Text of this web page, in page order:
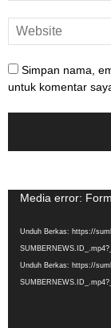
Simpan nama,
untuk komentar
Pemutar
Media error:
Unduh Berkas: https://
Unduh Berkas: https://